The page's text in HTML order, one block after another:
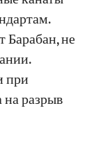
Барабан, не
при
разрыв